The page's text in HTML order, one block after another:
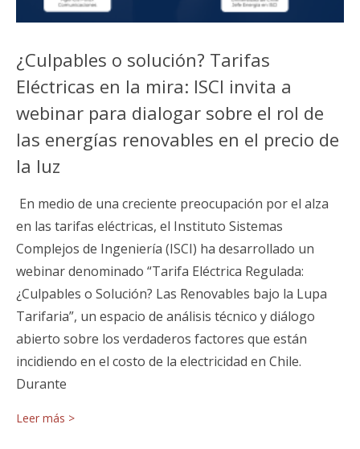
¿Culpables o solución? Tarifas
Eléctricas en la mira: ISCI invita a
webinar para dialogar sobre el rol de
las energías renovables en el precio de
la luz
En medio de una creciente preocupación por el alza
en las tarifas eléctricas, el Instituto Sistemas
Complejos de Ingeniería (ISCI) ha desarrollado un
webinar denominado “Tarifa Eléctrica Regulada:
¿Culpables o Solución? Las Renovables bajo la Lupa
Tarifaria”, un espacio de análisis técnico y diálogo
abierto sobre los verdaderos factores que están
incidiendo en el costo de la electricidad en Chile.
Durante
Leer más >